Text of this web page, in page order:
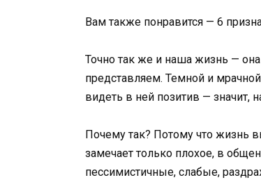
Вам также понравится — 6
Точно так же и наша жизнь —
представляем. Темной и
видеть в ней позитив — значит,
Почему так? Потому что жизнь
замечает только плохое, в
пессимистичные, слабые,